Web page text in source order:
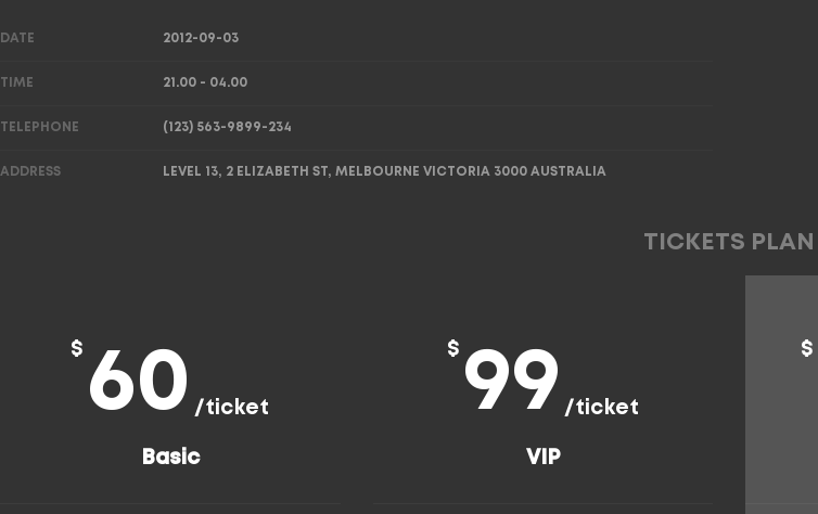
DATE 2012-09-03
TIME 21.00 - 04.00
TELEPHONE (123) 563-9899-234
ADDRESS LEVEL 13, 2 ELIZABETH ST, MELBOURNE VICTORIA 3000 AUSTRALIA
TICKETS PLAN
$ 60 /ticket
Basic
$ 99 /ticket
VIP
$